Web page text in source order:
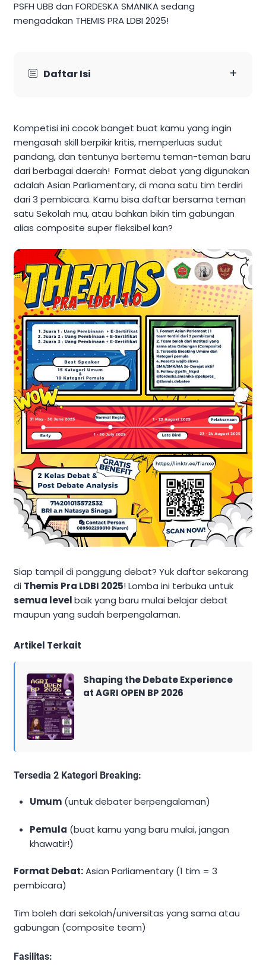
PSFH UBB dan FORDESKA SMANIKA sedang
mengadakan THEMIS PRA LDBI 2025!
Daftar Isi +
Kompetisi ini cocok banget buat kamu yang ingin
mengasah skill berpikir kritis, memperluas sudut
pandang, dan tentunya bertemu teman-teman baru
dari berbagai daerah! Format debat yang digunakan
adalah Asian Parliamentary, di mana satu tim terdiri
dari 3 pembicara. Kamu bisa daftar bersama teman
satu Sekolah mu, atau bahkan bikin tim gabungan
alias composite super fleksibel kan?
Siap tampil di panggung debat? Yuk daftar sekarang
di Themis Pra LDBI 2025! Lomba ini terbuka untuk
semua levelbaik yang baru mulai belajar debat
maupun yang sudah berpengalaman.
Artikel Terkait
Shaping the Debate Experience
at AGRI OPEN BP 2026
Tersedia 2 Kategori Breaking:
Umum (untuk debater berpengalaman)
Pemula (buat kamu yang baru mulai, jangan
khawatir!)
Format Debat:Asian Parliamentary (1 tim = 3
pembicara)
Tim boleh dari sekolah/universitas yang sama atau
gabungan (composite team)
Fasilitas: